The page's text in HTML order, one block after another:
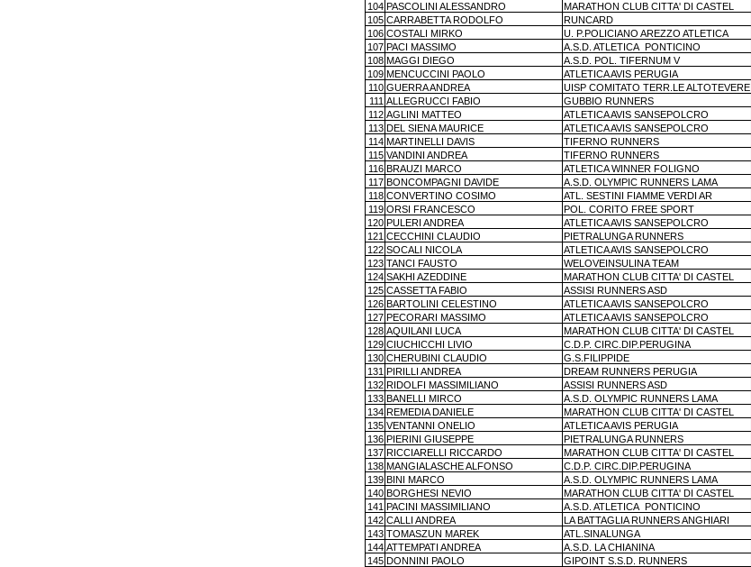
104 PASCOLINI ALESSANDRO MARATHON CLUB CITTA' DI CASTEL
105 CARRABETTA RODOLFO RUNCARD
106 COSTALI MIRKO U. P.POLICIANO AREZZO ATLETICA
107 PACI MASSIMO A.S.D. ATLETICA PONTICINO
108 MAGGI DIEGO A.S.D. POL. TIFERNUM V
109 MENCUCCINI PAOLO ATLETICA AVIS PERUGIA
110 GUERRA ANDREA UISP COMITATO TERR.LE ALTOTEVERE
111 ALLEGRUCCI FABIO GUBBIO RUNNERS
112 AGLINI MATTEO ATLETICA AVIS SANSEPOLCRO
113 DEL SIENA MAURICE ATLETICA AVIS SANSEPOLCRO
114 MARTINELLI DAVIS TIFERNO RUNNERS
115 VANDINI ANDREA TIFERNO RUNNERS
116 BRAUZI MARCO ATLETICA WINNER FOLIGNO
117 BONCOMPAGNI DAVIDE A.S.D. OLYMPIC RUNNERS LAMA
118 CONVERTINO COSIMO ATL. SESTINI FIAMME VERDI AR
119 ORSI FRANCESCO POL. CORITO FREE SPORT
120 PULERI ANDREA ATLETICA AVIS SANSEPOLCRO
121 CECCHINI CLAUDIO PIETRALUNGA RUNNERS
122 SOCALI NICOLA ATLETICA AVIS SANSEPOLCRO
123 TANCI FAUSTO WELOVEINSULINA TEAM
124 SAKHI AZEDDINE MARATHON CLUB CITTA' DI CASTEL
125 CASSETTA FABIO ASSISI RUNNERS ASD
126 BARTOLINI CELESTINO ATLETICA AVIS SANSEPOLCRO
127 PECORARI MASSIMO ATLETICA AVIS SANSEPOLCRO
128 AQUILANI LUCA MARATHON CLUB CITTA' DI CASTEL
129 CIUCHICCHI LIVIO C.D.P. CIRC.DIP.PERUGINA
130 CHERUBINI CLAUDIO G.S.FILIPPIDE
131 PIRILLI ANDREA DREAM RUNNERS PERUGIA
132 RIDOLFI MASSIMILIANO ASSISI RUNNERS ASD
133 BANELLI MIRCO A.S.D. OLYMPIC RUNNERS LAMA
134 REMEDIA DANIELE MARATHON CLUB CITTA' DI CASTEL
135 VENTANNI ONELIO ATLETICA AVIS PERUGIA
136 PIERINI GIUSEPPE PIETRALUNGA RUNNERS
137 RICCIARELLI RICCARDO MARATHON CLUB CITTA' DI CASTEL
138 MANGIALASCHE ALFONSO C.D.P. CIRC.DIP.PERUGINA
139 BINI MARCO A.S.D. OLYMPIC RUNNERS LAMA
140 BORGHESI NEVIO MARATHON CLUB CITTA' DI CASTEL
141 PACINI MASSIMILIANO A.S.D. ATLETICA PONTICINO
142 CALLI ANDREA LA BATTAGLIA RUNNERS ANGHIARI
143 TOMASZUN MAREK ATL.SINALUNGA
144 ATTEMPATI ANDREA A.S.D. LA CHIANINA
145 DONNINI PAOLO GIPOINT S.S.D. RUNNERS